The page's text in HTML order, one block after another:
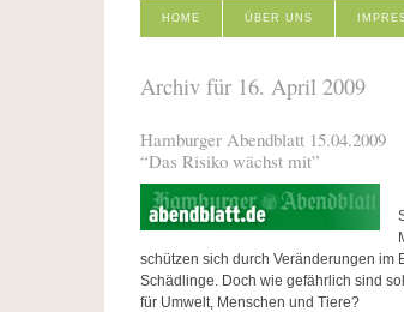
HOME ÜBER UNS
Archiv für 16. April 2009
Hamburger Abendblatt 15.04.2009
“Das Risiko wächst mit”
schützen sich durch Veränderungen im
Schädlinge. Doch wie gefährlich sind
für Umwelt, Menschen und Tiere?